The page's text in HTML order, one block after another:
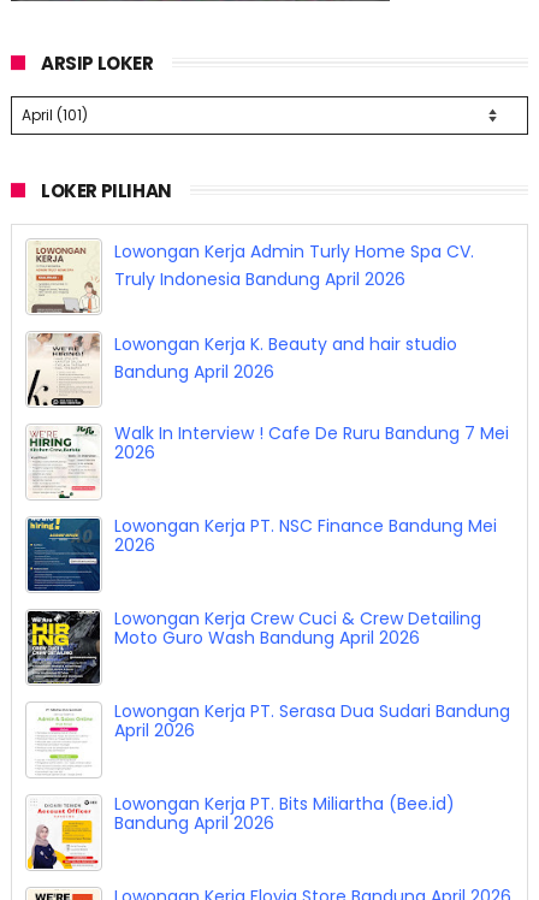
ARSIP LOKER
LOKER PILIHAN
Lowongan Kerja Barista Sukha Coffee Bandung
April 2026
Lowongan Kerja Admin Turly Home Spa CV.
Truly Indonesia Bandung April 2026
Lowongan Kerja K. Beauty and hair studio
Bandung April 2026
Walk In Interview ! Cafe De Ruru Bandung 7 Mei
2026
Lowongan Kerja PT. NSC Finance Bandung Mei
2026
Lowongan Kerja Crew Cuci & Crew Detailing
Moto Guro Wash Bandung April 2026
Lowongan Kerja PT. Serasa Dua Sudari Bandung
April 2026